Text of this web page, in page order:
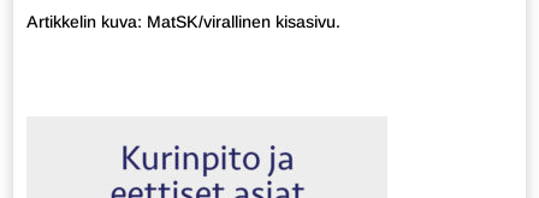
Artikkelin kuva: MatSK/virallinen kisasivu.